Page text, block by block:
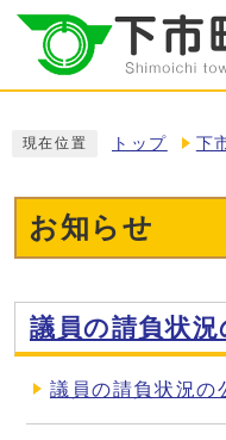
現在位置 トップ 下
お知らせ
議員の請負状況
議員の請負状況の